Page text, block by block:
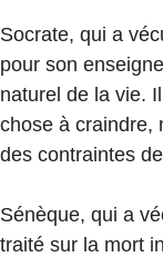
Socrate, qui a
pour son
naturel de la vie.
chose à craindre,
des contraintes
Sénèque, qui a
traité sur la mort